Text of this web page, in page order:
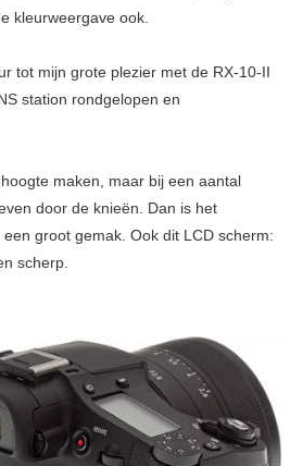
kleurweergave ook.
tot mijn grote plezier met de RX-10-II
station rondgelopen en
maken, maar bij een aantal
door de knieën. Dan is het
groot gemak. Ook dit LCD scherm:
scherp.